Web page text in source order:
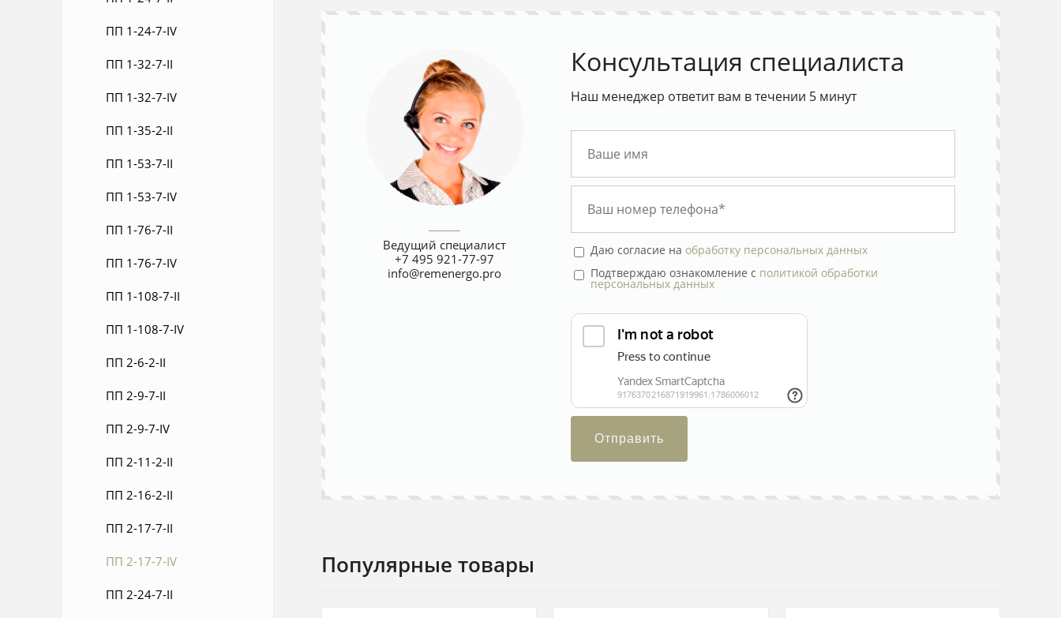
ПП 1-24-7-IV
ПП 1-32-7-II
ПП 1-32-7-IV
ПП 1-35-2-II
ПП 1-53-7-II
ПП 1-53-7-IV
ПП 1-76-7-II
ПП 1-76-7-IV
ПП 1-108-7-II
ПП 1-108-7-IV
ПП 2-6-2-II
ПП 2-9-7-II
ПП 2-9-7-IV
ПП 2-11-2-II
ПП 2-16-2-II
ПП 2-17-7-II
ПП 2-17-7-IV
ПП 2-24-7-II
Ведущий специалист
+7 495 921-77-97
info@remenergo.pro
Консультация специалиста
Наш менеджер ответит вам в течении 5 минут
Даю согласие на обработку персональных данных
Подтверждаю ознакомление с политикой обработки
персональных данных
Отправить
Популярные товары